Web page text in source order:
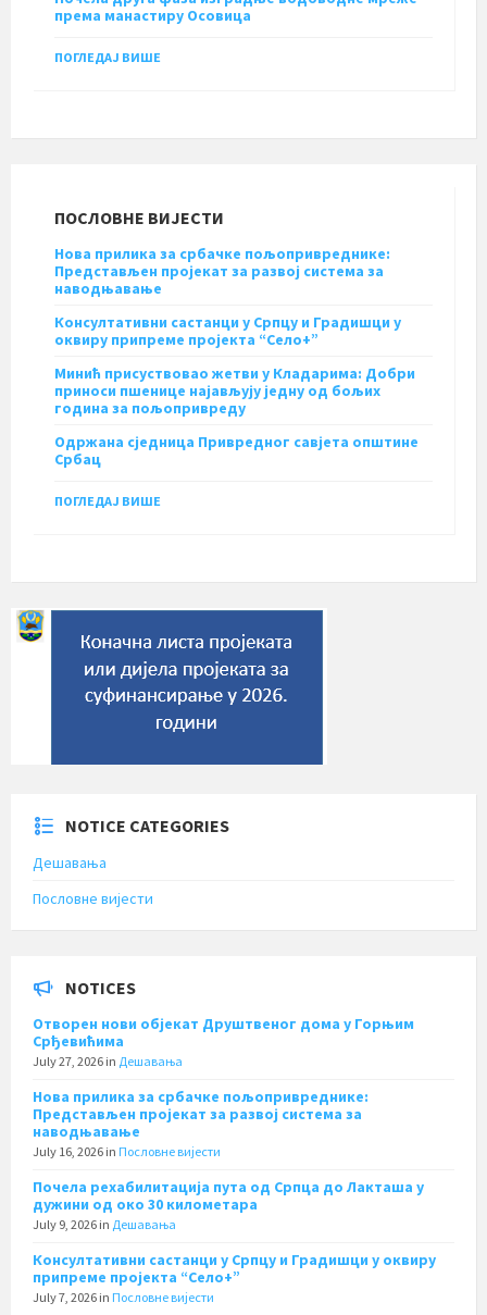
према манастиру Осовица
ПОГЛЕДАЈ ВИШЕ
ПОСЛОВНЕ ВИЈЕСТИ
Нова прилика за србачке пољопривреднике:
Представљен пројекат за развој система за
наводњавање
Консултативни састанци у Српцу и Градишци у
оквиру припреме пројекта “Село+”
Минић присуствовао жетви у Кладарима: Добри
приноси пшенице најављују једну од бољих
година за пољопривреду
Одржана сједница Привредног савјета општине
Србац
ПОГЛЕДАЈ ВИШЕ
NOTICE CATEGORIES
Дешавања
Пословне вијести
NOTICES
Отворен нови објекат Друштвеног дома у Горњим
Срђевићима
July 27, 2026 in Дешавања
Нова прилика за србачке пољопривреднике:
Представљен пројекат за развој система за
наводњавање
July 16, 2026 in Пословне вијести
Почела рехабилитација пута од Српца до Лакташа у
дужини од око 30 километара
July 9, 2026 in Дешавања
Консултативни састанци у Српцу и Градишци у оквиру
припреме пројекта “Село+”
July 7, 2026 in Пословне вијести